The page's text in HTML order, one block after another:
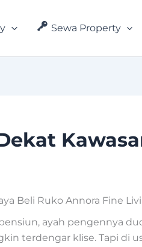
Sewa Property
Beli Ruko Annora Fine
ayah pengennya
terdengar klise. Tapi di